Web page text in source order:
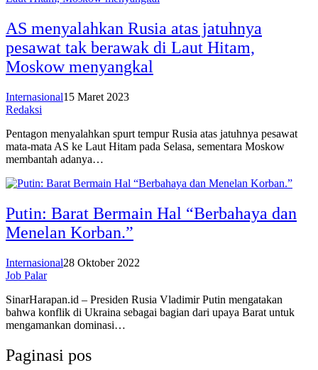
AS menyalahkan Rusia atas jatuhnya
pesawat tak berawak di Laut Hitam,
Moskow menyangkal
Internasional15 Maret 2023
Redaksi
Pentagon menyalahkan spurt tempur Rusia atas jatuhnya pesawat
mata-mata AS ke Laut Hitam pada Selasa, sementara Moskow
membantah adanya…
Putin: Barat Bermain Hal “Berbahaya dan
Menelan Korban.”
Internasional28 Oktober 2022
Job Palar
SinarHarapan.id – Presiden Rusia Vladimir Putin mengatakan
bahwa konflik di Ukraina sebagai bagian dari upaya Barat untuk
mengamankan dominasi…
Paginasi pos